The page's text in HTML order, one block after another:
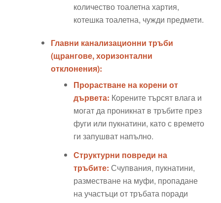
количество тоалетна хартия,
котешка тоалетна, чужди предмети.
Главни канализационни тръби
(щрангове, хоризонтални
отклонения):
Прорастване на корени от
дървета: Корените търсят влага и
могат да проникнат в тръбите през
фуги или пукнатини, като с времето
ги запушват напълно.
Структурни повреди на
тръбите: Счупвания, пукнатини,
разместване на муфи, пропадане
на участъци от тръбата поради